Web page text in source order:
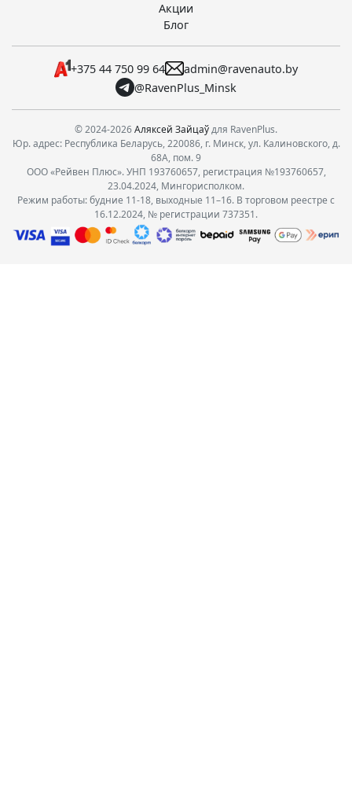
Акции
Блог
+375 44 750 99 64
admin@ravenauto.by
@RavenPlus_Minsk
© 2024-2026Аляксей Зайцаўдля RavenPlus.
Юр. адрес: Республика Беларусь, 220086, г. Минск, ул. Калиновского, д.
68А, пом. 9
ООО «Рейвен Плюс». УНП 193760657, регистрация №193760657,
23.04.2024, Мингорисполком.
Режим работы: будние 11-18, выходные 11–16. В торговом реестре с
16.12.2024, № регистрации 737351.